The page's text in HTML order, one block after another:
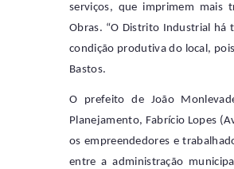
serviços, que imprimem mais
Obras. “O Distrito Industrial há
condição produtiva do local,
Bastos.
O prefeito de João
Planejamento, Fabrício Lopes
os empreendedores e
entre a administração